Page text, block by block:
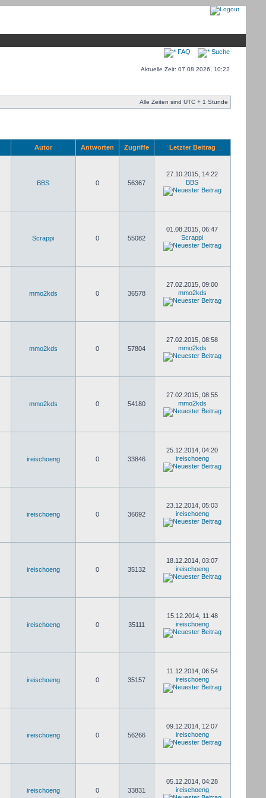
FAQ Suche
Aktuelle Zeit: 07.08.2026, 10:22
Alle Zeiten sind UTC + 1 Stunde
Autor Antworten Zugriffe Letzter Beitrag
BBS 0 56367
27.10.2015, 14:22
BBS
Scrappi 0 55082
01.08.2015, 06:47
Scrappi
mmo2kds 0 36578
27.02.2015, 09:00
mmo2kds
mmo2kds 0 57804
27.02.2015, 08:58
mmo2kds
mmo2kds 0 54180
27.02.2015, 08:55
mmo2kds
ireischoeng 0 33846
25.12.2014, 04:20
ireischoeng
ireischoeng 0 36692
23.12.2014, 05:03
ireischoeng
ireischoeng 0 35132
18.12.2014, 03:07
ireischoeng
ireischoeng 0 35111
15.12.2014, 11:48
ireischoeng
ireischoeng 0 35157
11.12.2014, 06:54
ireischoeng
ireischoeng 0 56266
09.12.2014, 12:07
ireischoeng
ireischoeng 0 33831
05.12.2014, 04:28
ireischoeng